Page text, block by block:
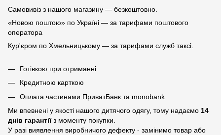
Самовивіз з нашого магазину — безкоштовно.
«Новою поштою» по Україні — за тарифами поштового
оператора
Кур'єром по Хмельницькому — за тарифами служб таксі.
Готівкою при отриманні
Кредитною карткою
Оплата частинами ПриватБанк та monobank
Ми впевнені у якості нашого дитячого одягу, тому надаємо 14
днів гарантіїз моменту покупки.
У разі виявлення виробничого дефекту - замінимо товар або